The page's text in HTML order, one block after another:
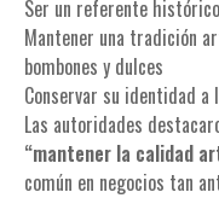
Ser un referente
Mantener una tradición
bombones y dulces
Conservar su identidad
Las autoridades
“mantener la calidad
común en negocios tan